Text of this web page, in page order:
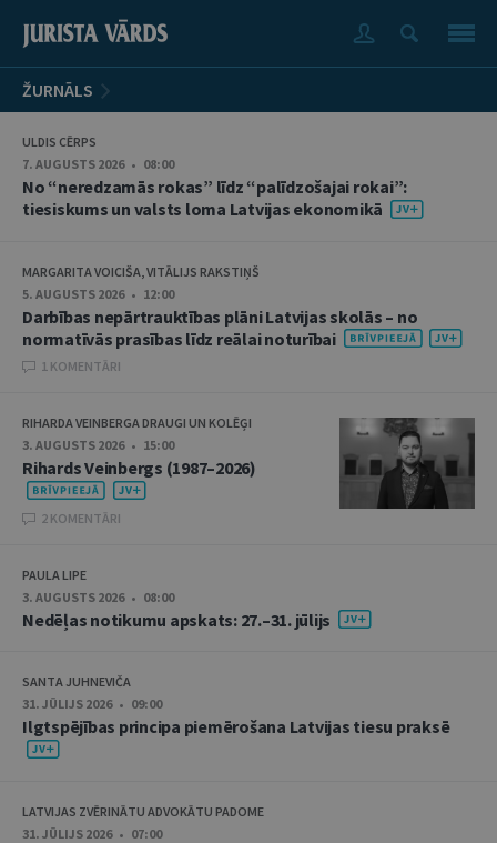
ŽURNĀLS
ULDIS CĒRPS
7. AUGUSTS 2026 • 08:00
No “neredzamās rokas” līdz “palīdzošajai rokai”:
tiesiskums un valsts loma Latvijas ekonomikā
MARGARITA VOICIŠA, VITĀLIJS RAKSTIŅŠ
5. AUGUSTS 2026 • 12:00
Darbības nepārtrauktības plāni Latvijas skolās – no
normatīvās prasības līdz reālai noturībai
1 KOMENTĀRI
RIHARDA VEINBERGA DRAUGI UN KOLĒĢI
3. AUGUSTS 2026 • 15:00
Rihards Veinbergs (1987–2026)
2 KOMENTĀRI
PAULA LIPE
3. AUGUSTS 2026 • 08:00
Nedēļas notikumu apskats: 27.–31. jūlijs
SANTA JUHNEVIČA
31. JŪLIJS 2026 • 09:00
Ilgtspējības principa piemērošana Latvijas tiesu praksē
LATVIJAS ZVĒRINĀTU ADVOKĀTU PADOME
31. JŪLIJS 2026 • 07:00